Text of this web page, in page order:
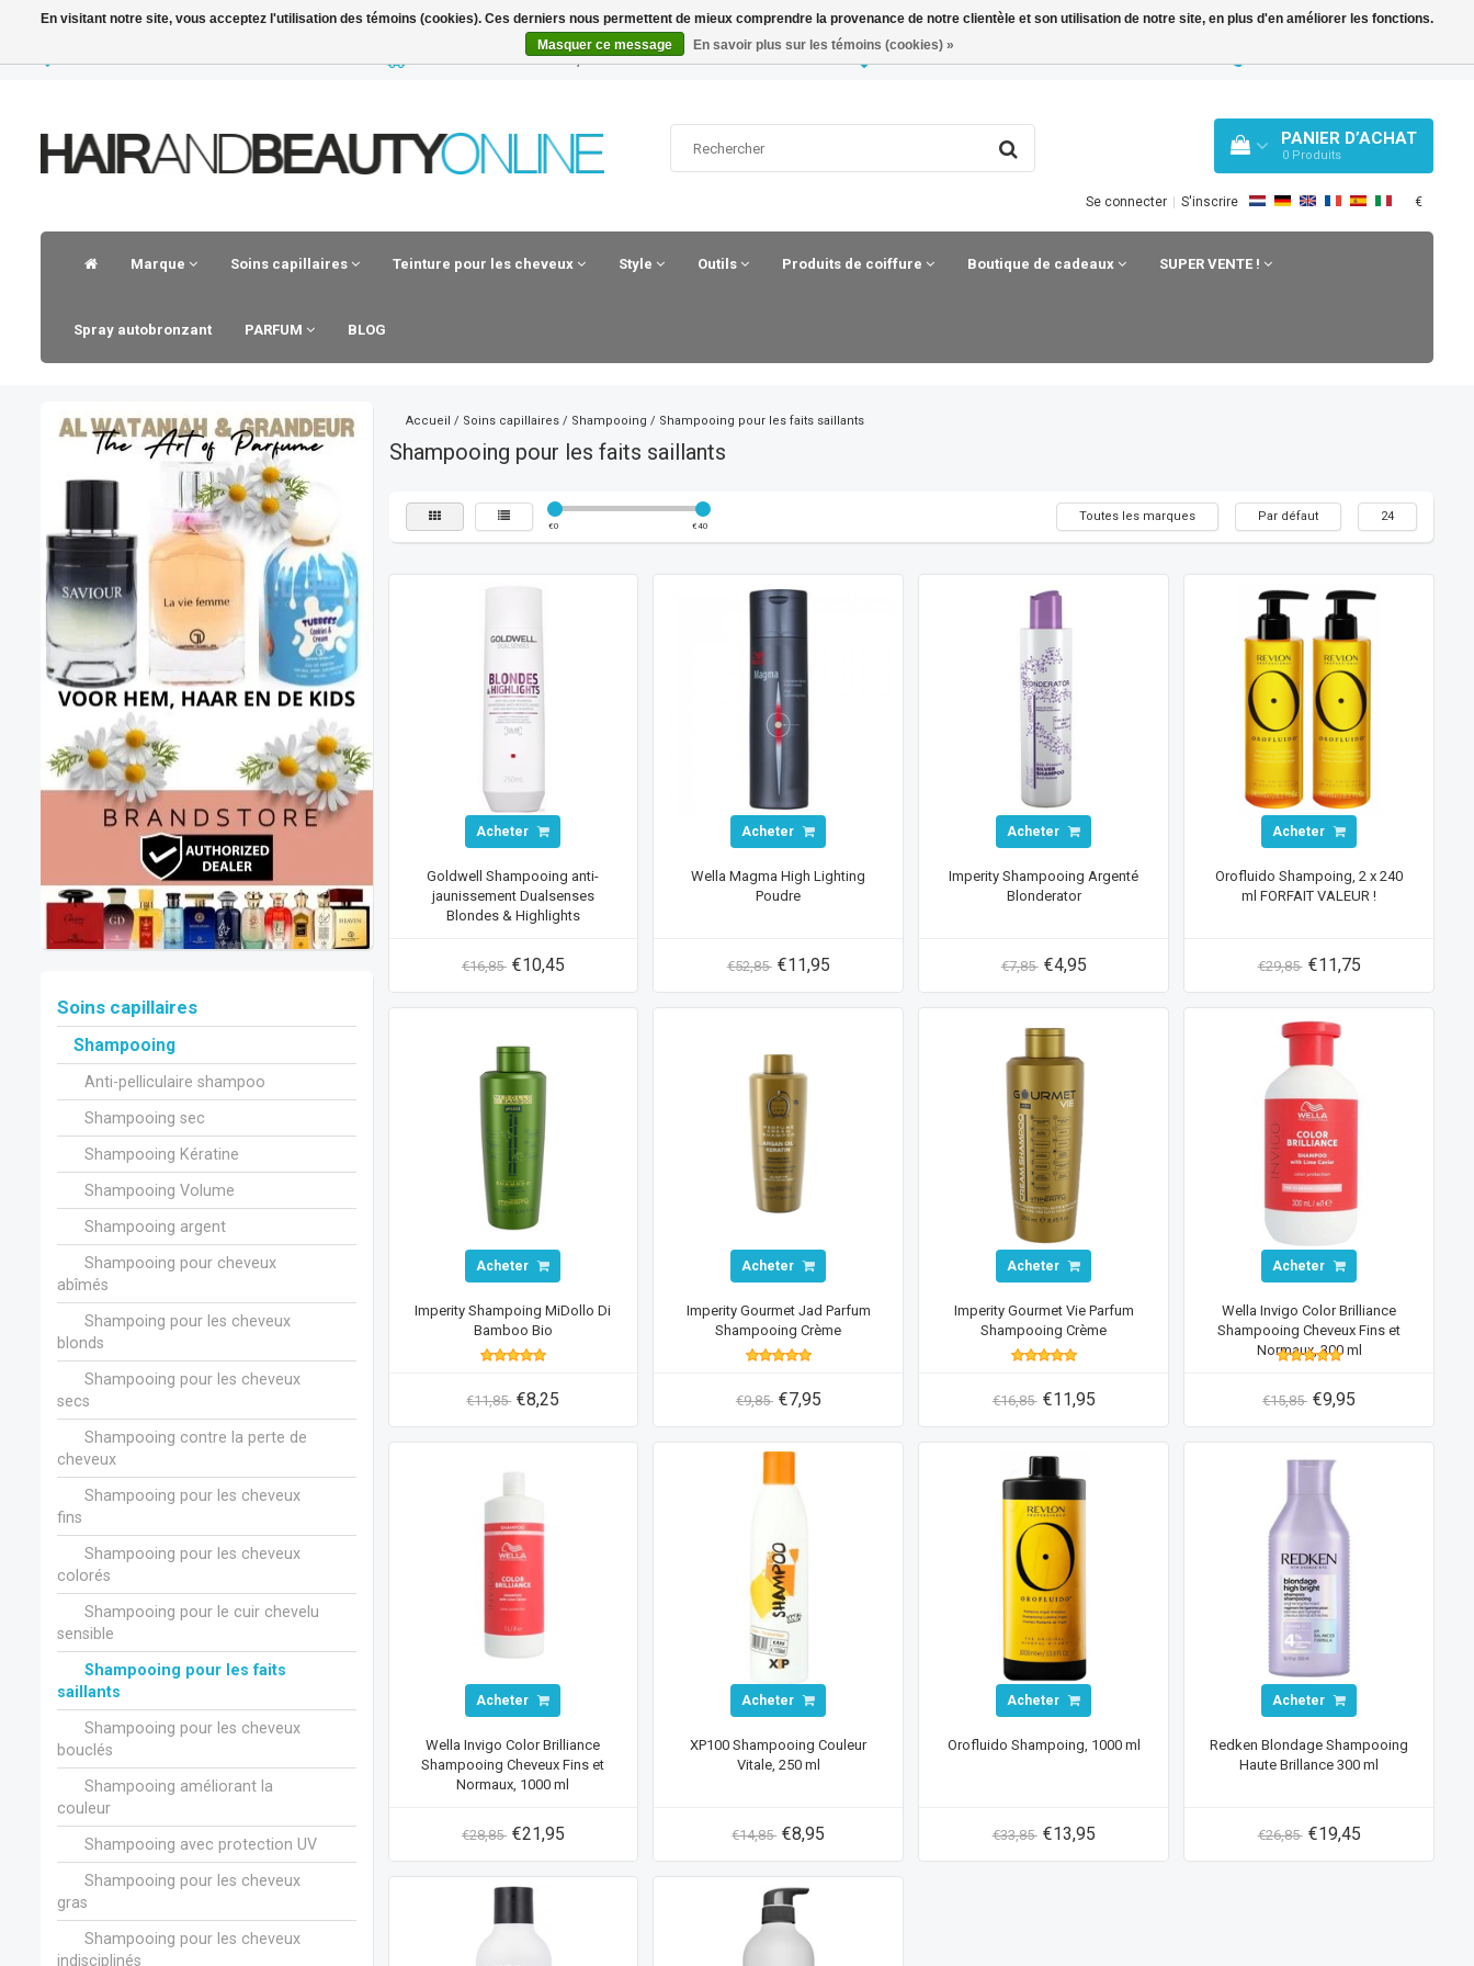
LIVRAISON RAPIDE VOOR 23.30 UUR BESTELD, MORGEN IN HUIS* HAIRANDBEAUTY BLOG WHATSAPP: +31 33 258 43 43
PANIER D’ACHAT
0 Produits
Se connecter S'inscrire €
Marque Soins capillaires Teinture pour les cheveux Style Outils Produits de coiffure Boutique de cadeaux SUPER VENTE !
Spray autobronzant PARFUM BLOG
Soins capillaires
Shampooing
Anti-pelliculaire shampoo
Shampooing sec
Shampooing Kératine
Shampooing Volume
Shampooing argent
Shampooing pour cheveux
abîmés
Shampoing pour les cheveux
blonds
Shampooing pour les cheveux
secs
Shampooing contre la perte de
cheveux
Shampooing pour les cheveux
fins
Shampooing pour les cheveux
colorés
Shampooing pour le cuir chevelu
sensible
Shampooing pour les faits
saillants
Shampooing pour les cheveux
bouclés
Shampooing améliorant la
couleur
Shampooing avec protection UV
Shampooing pour les cheveux
gras
Shampooing pour les cheveux
indisciplinés
Accueil / Soins capillaires/ Shampooing / Shampooing pour les faits saillants
Shampooing pour les faits saillants
€0 €40
Toutes les marques Par défaut 24
Acheter
Goldwell Shampooing anti-
jaunissement Dualsenses
Blondes & Highlights
€16,85 €10,45
Acheter
Wella Magma High Lighting
Poudre
€52,85 €11,95
Acheter
Imperity Shampooing Argenté
Blonderator
€7,85 €4,95
Acheter
Orofluido Shampoing, 2 x 240
ml FORFAIT VALEUR !
€29,85 €11,75
Acheter
Imperity Shampoing MiDollo Di
Bamboo Bio
€11,85 €8,25
Acheter
Imperity Gourmet Jad Parfum
Shampooing Crème
€9,85 €7,95
Acheter
Imperity Gourmet Vie Parfum
Shampooing Crème
€16,85 €11,95
Acheter
Wella Invigo Color Brilliance
Shampooing Cheveux Fins et
Normaux, 300 ml
€15,85 €9,95
Acheter
Wella Invigo Color Brilliance
Shampooing Cheveux Fins et
Normaux, 1000 ml
€28,85 €21,95
Acheter
XP100 Shampooing Couleur
Vitale, 250 ml
€14,85 €8,95
Acheter
Orofluido Shampoing, 1000 ml
€33,85 €13,95
Acheter
Redken Blondage Shampooing
Haute Brillance 300 ml
€26,85 €19,45
En visitant notre site, vous acceptez l'utilisation des témoins (cookies). Ces derniers nous permettent de mieux comprendre la provenance de notre clientèle et son utilisation de notre site, en plus d'en améliorer les fonctions.
Masquer ce message
En savoir plus sur les témoins (cookies) »